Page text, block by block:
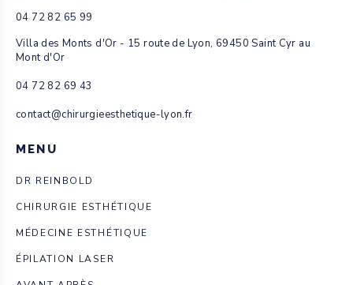
04 72 82 65 99
Villa des Monts d'Or - 15 route de Lyon, 69450 Saint Cyr au
Mont d'Or
04 72 82 69 43
contact@chirurgieesthetique-lyon.fr
MENU
DR REINBOLD
CHIRURGIE ESTHÉTIQUE
MÉDECINE ESTHÉTIQUE
ÉPILATION LASER